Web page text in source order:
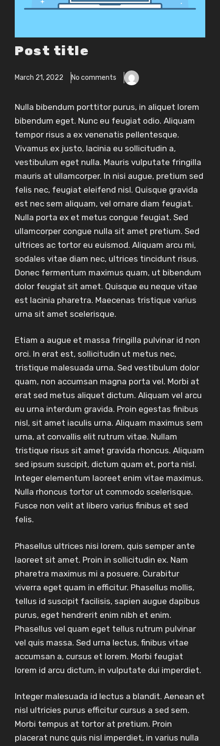
Post title
March 21, 2022 No comments
Nulla bibendum porttitor purus, in aliquet lorem
bibendum eget. Nunc eu feugiat odio. Aliquam
tempor risus a ex venenatis pellentesque.
Vivamus ex justo, lacinia eu sollicitudin a,
vestibulum eget nulla. Mauris vulputate fringilla
mauris at ullamcorper. In nisi augue, pretium sed
felis nec, feugiat eleifend nisl. Quisque gravida
est nec sem aliquam, vel ornare diam feugiat.
Nulla porta ex et metus congue feugiat. Sed
ullamcorper congue nulla sit amet pretium. Sed
ultrices ac tortor eu euismod. Aliquam arcu mi,
sodales vitae diam nec, ultrices tincidunt risus.
Donec fermentum maximus quam, ut bibendum
dolor feugiat sit amet. Quisque eu neque vitae
est lacinia pharetra. Maecenas tristique varius
urna sit amet scelerisque.
Etiam a augue et massa fringilla pulvinar id non
orci. In erat est, sollicitudin ut metus nec,
tristique malesuada urna. Sed vestibulum dolor
quam, non accumsan magna porta vel. Morbi at
erat sed metus aliquet dictum. Aliquam vel arcu
eu urna interdum gravida. Proin egestas finibus
nisl, sit amet iaculis urna. Aliquam maximus sem
urna, at convallis elit rutrum vitae. Nullam
tristique risus sit amet gravida rhoncus. Aliquam
sed ipsum suscipit, dictum quam et, porta nisl.
Integer elementum laoreet enim vitae maximus.
Nulla rhoncus tortor ut commodo scelerisque.
Fusce non velit at libero varius finibus et sed
felis.
Phasellus ultrices nisi lorem, quis semper ante
laoreet sit amet. Proin in sollicitudin ex. Nam
pharetra maximus mi a posuere. Curabitur
viverra eget quam in efficitur. Phasellus mollis,
tellus id suscipit facilisis, sapien augue dapibus
purus, eget hendrerit enim nibh et enim.
Phasellus vel quam eget tellus rutrum pulvinar
vel quis massa. Sed urna lectus, finibus vitae
accumsan a, cursus et lorem. Morbi feugiat
lorem id arcu dictum, in vulputate dui imperdiet.
Integer malesuada id lectus a blandit. Aenean et
nisl ultricies purus efficitur cursus a sed sem.
Morbi tempus at tortor at pretium. Proin
placerat nunc quis nisl imperdiet, in varius nulla